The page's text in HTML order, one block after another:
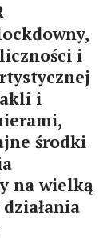
i
i
środki
na wielką